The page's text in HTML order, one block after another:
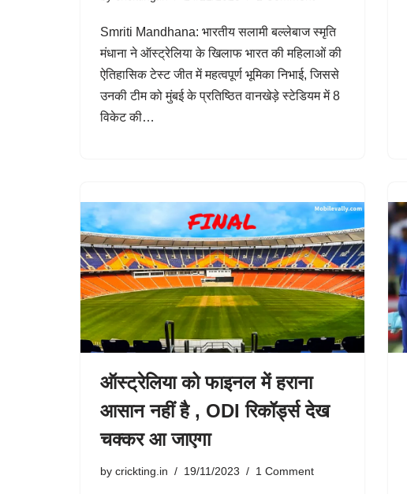
Smriti Mandhana: भारतीय सलामी बल्लेबाज स्मृति
मंधाना ने ऑस्ट्रेलिया के खिलाफ भारत की महिलाओं की
ऐतिहासिक टेस्ट जीत में महत्वपूर्ण भूमिका निभाई, जिससे
उनकी टीम को मुंबई के प्रतिष्ठित वानखेड़े स्टेडियम में 8
विकेट की…
ऑस्ट्रेलिया को फाइनल में हराना
आसान नहीं है , ODI रिकॉर्ड्स देख
चक्कर आ जाएगा
by crickting.in 19/11/2023 1 Comment